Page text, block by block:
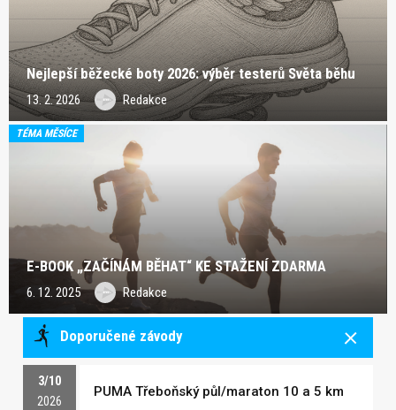
Nejlepší běžecké boty 2026: výběr testerů Světa běhu
13. 2. 2026 Redakce
TÉMA MĚSÍCE
E-BOOK „ZAČÍNÁM BĚHAT“ KE STAŽENÍ ZDARMA
6. 12. 2025 Redakce
Doporučené závody
3/10
2026
PUMA Třeboňský půl/maraton 10 a 5 km